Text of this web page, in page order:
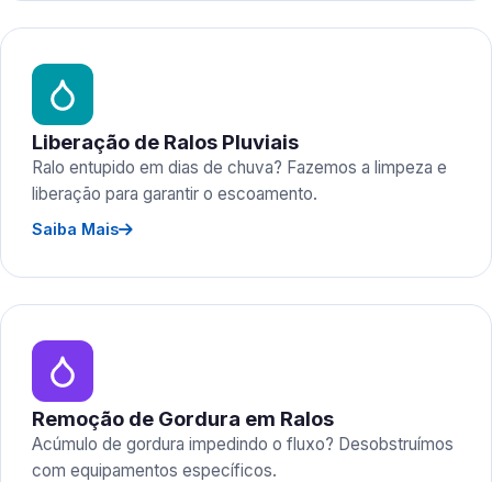
Liberação de Ralos Pluviais
Ralo entupido em dias de chuva? Fazemos a limpeza e
liberação para garantir o escoamento.
Saiba Mais
Remoção de Gordura em Ralos
Acúmulo de gordura impedindo o fluxo? Desobstruímos
com equipamentos específicos.